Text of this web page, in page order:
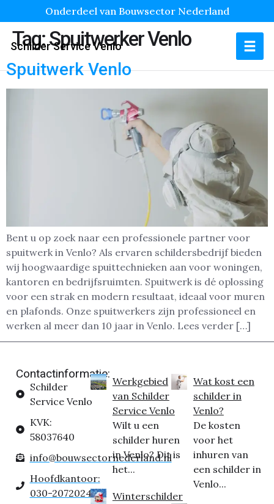
Onderdeel van Bouwsector Nederland
Schilder Service Venlo
Tag:Spuitwerker Venlo
Spuitwerk Venlo
Bent u op zoek naar een professionele partner voor
spuitwerk in Venlo? Als ervaren schildersbedrijf bieden
wij hoogwaardige spuittechnieken aan voor woningen,
kantoren en bedrijfsruimten. Spuitwerk is dé oplossing
voor een strak en modern resultaat, ideaal voor muren
en plafonds. Onze spuitwerkers zijn professioneel en
werken al meer dan 10 jaar in Venlo. Lees verder […]
Contactinformatie:
Schilder
Service Venlo
KVK:
58037640
info@bouwsectornederland.nl
Hoofdkantoor:
030-2072024
Werkgebied
van Schilder
Service Venlo
Wilt u een
schilder huren
in Venlo? Dit is
het...
Winterschilder
Wat kost een
schilder in
Venlo?
De kosten
voor het
inhuren van
een schilder in
Venlo...